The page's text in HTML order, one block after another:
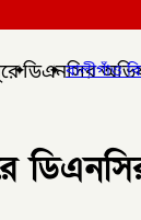
৫ এর উদ্ভোধন
ডিএনসির